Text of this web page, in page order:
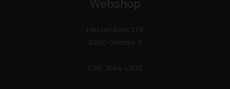
Webshop
Hestehaven 21 K
5260 Odense S
CVR: 1644 4200